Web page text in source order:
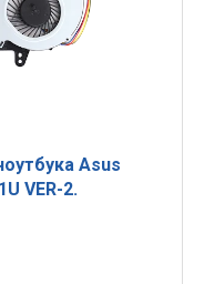
Asus
VER-2.